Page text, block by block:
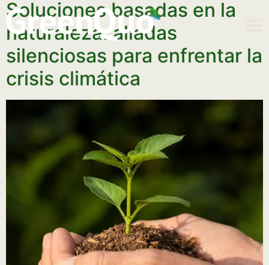
Soluciones basadas en la
naturaleza: aliadas
silenciosas para enfrentar la
crisis climática